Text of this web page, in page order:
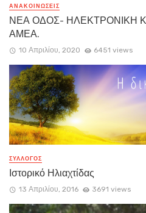
ΑΝΑΚΟΙΝΏΣΕΙΣ
ΝΕΑ ΟΔΟΣ- ΗΛΕΚΤΡΟΝΙΚΗ
ΑΜΕΑ.
10 Απριλίου, 2020 6451 views
ΣΥΛΛΟΓΟΣ
Ιστορικό Ηλιαχτίδας
13 Απριλίου, 2016 3691 views